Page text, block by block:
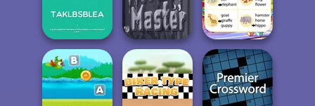
Get the Word! Word Holiday
Rearrange
Letters 2
Rearrange
Letters
Word Master Correct Word